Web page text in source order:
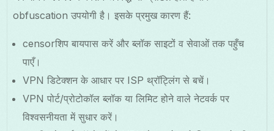
obfuscation उपयोगी है। इसके प्रमुख कारण हैं:
censorशिप बायपास करें और ब्लॉक साइटों व सेवाओं तक पहुँच
पाएँ।
VPN डिटेक्शन के आधार पर ISP थ्रॉट्लिंग से बचें।
VPN पोर्ट/प्रोटोकॉल ब्लॉक या लिमिट होने वाले नेटवर्क पर
विश्वसनीयता में सुधार करें।